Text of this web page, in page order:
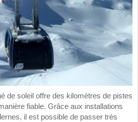
de soleil offre des kilomètres de pistes
fiable. Grâce aux installations
il est possible de passer très